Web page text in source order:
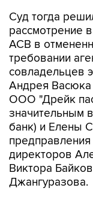
Суд тогда
рассмотрение
АСВ в
требовании
совладельцев
Андрея Васюка
ООО "Дрейк
значительным
банк) и Елены
директоров
Виктора
Джангуразова.